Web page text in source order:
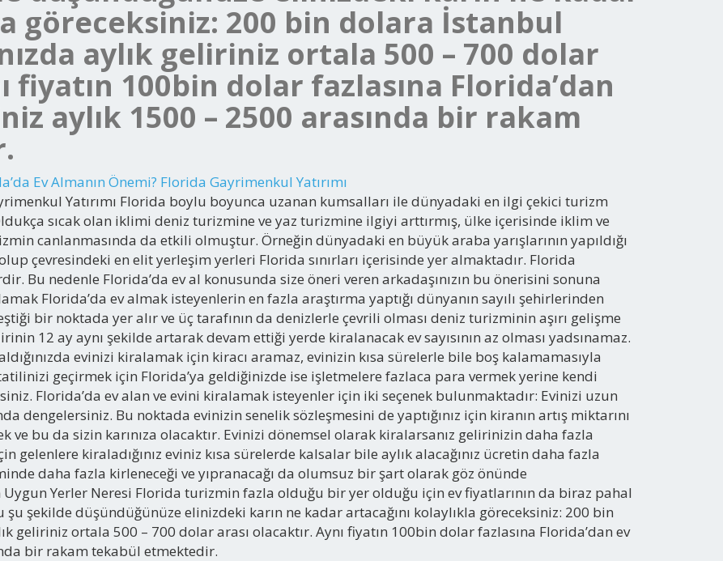
göreceksiniz: 200 bin dolara İstanbul
aylık geliriniz ortala 500 – 700 dolar
fiyatın 100bin dolar fazlasına Florida’dan
aylık 1500 – 2500 arasında bir rakam
Ev Almanın Önemi? Florida Gayrimenkul Yatırımı
Yatırımı Florida boylu boyunca uzanan kumsalları ile dünyadaki en ilgi çekici turizm
sıcak olan iklimi deniz turizmine ve yaz turizmine ilgiyi arttırmış, ülke içerisinde iklim ve
canlanmasında da etkili olmuştur. Örneğin dünyadaki en büyük araba yarışlarının yapıldığı
çevresindeki en elit yerleşim yerleri Florida sınırları içerisinde yer almaktadır. Florida
Bu nedenle Florida’da ev al konusunda size öneri veren arkadaşınızın bu önerisini sonuna
Florida’da ev almak isteyenlerin en fazla araştırma yaptığı dünyanın sayılı şehirlerinden
bir noktada yer alır ve üç tarafının da denizlerle çevrili olması deniz turizminin aşırı gelişme
12 ay aynı şekilde artarak devam ettiği yerde kiralanacak ev sayısının az olması yadsınamaz.
evinizi kiralamak için kiracı aramaz, evinizin kısa sürelerle bile boş kalamamasıyla
geçirmek için Florida’ya geldiğinizde ise işletmelere fazlaca para vermek yerine kendi
Florida’da ev alan ve evini kiralamak isteyenler için iki seçenek bulunmaktadır: Evinizi uzun
dengelersiniz. Bu noktada evinizin senelik sözleşmesini de yaptığınız için kiranın artış miktarını
ve bu da sizin karınıza olacaktır. Evinizi dönemsel olarak kiralarsanız gelirinizin daha fazla
gelenlere kiraladığınız eviniz kısa sürelerde kalsalar bile aylık alacağınız ücretin daha fazla
daha fazla kirleneceği ve yıpranacağı da olumsuz bir şart olarak göz önünde
Yerler Neresi Florida turizmin fazla olduğu bir yer olduğu için ev fiyatlarının da biraz pahal
şekilde düşündüğünüze elinizdeki karın ne kadar artacağını kolaylıkla göreceksiniz: 200 bin
geliriniz ortala 500 – 700 dolar arası olacaktır. Aynı fiyatın 100bin dolar fazlasına Florida’dan ev
bir rakam tekabül etmektedir.